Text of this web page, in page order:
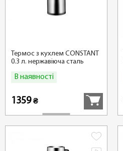
Термос з кухлем CONSTANT
0.3 л. нержавіюча сталь
В наявності
1359₴